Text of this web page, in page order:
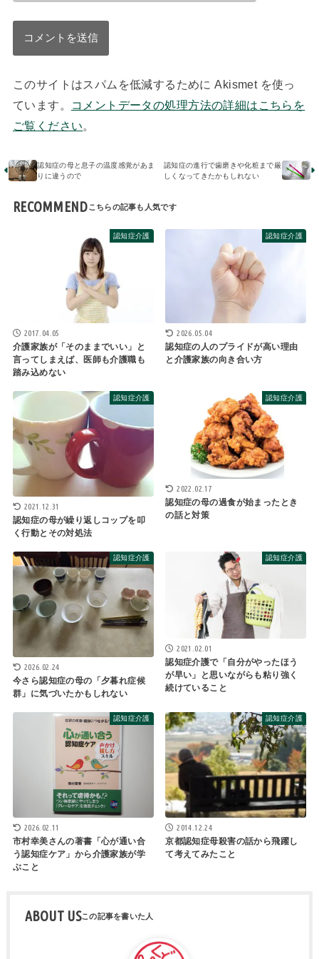
このサイトはスパムを低減するために Akismet を使っ
ています。
コメントデータの処理方法の詳細はこちらを
ご覧ください。
認知症の母と息子の温度感覚があま
りに違うので
認知症の進行で歯磨きや化粧まで厳
しくなってきたかもしれない
RECOMMEND
認知症介護
2017.04.05
介護家族が「そのままでいい」と
言ってしまえば、医師も介護職も
踏み込めない
認知症介護
2026.05.04
認知症の人のプライドが高い理由
と介護家族の向き合い方
認知症介護
2021.12.31
認知症の母が繰り返しコップを叩
く行動とその対処法
認知症介護
2022.02.17
認知症の母の過食が始まったとき
の話と対策
認知症介護
2026.02.24
今さら認知症の母の「夕暮れ症候
群」に気づいたかもしれない
認知症介護
2021.02.01
認知症介護で「自分がやったほう
が早い」と思いながらも粘り強く
続けていること
認知症介護
2026.02.11
市村幸美さんの著書「心が通い合
う認知症ケア」から介護家族が学
ぶこと
認知症介護
2014.12.24
京都認知症母殺害の話から飛躍し
て考えてみたこと
ABOUT US